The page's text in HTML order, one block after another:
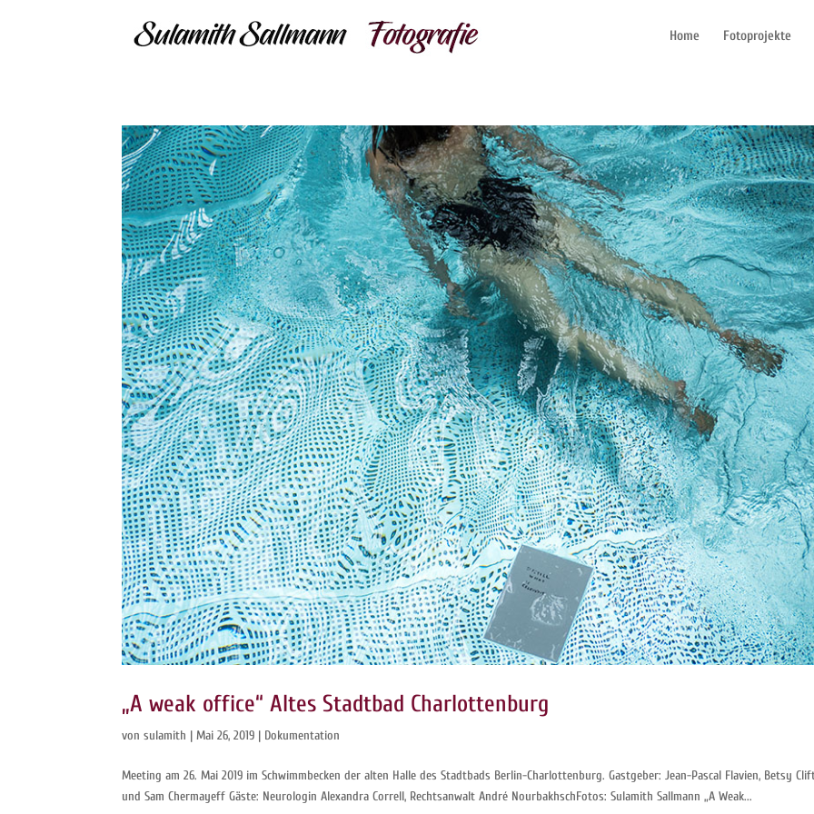
Home Fotoprojekte
„A weak office“ Altes Stadtbad Charlottenburg
vonsulamith |Mai 26, 2019 | Dokumentation
Meeting am 26. Mai 2019 im Schwimmbecken der alten Halle des Stadtbads Berlin-Charlottenburg. Gastgeber: Jean-Pascal Flavien, Betsy
und Sam Chermayeff Gäste: Neurologin Alexandra Correll, Rechtsanwalt André NourbakhschFotos: Sulamith Sallmann „A Weak...